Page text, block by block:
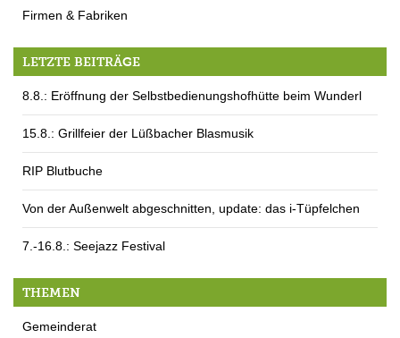
Firmen & Fabriken
LETZTE BEITRÄGE
8.8.: Eröffnung der Selbstbedienungshofhütte beim Wunderl
15.8.: Grillfeier der Lüßbacher Blasmusik
RIP Blutbuche
Von der Außenwelt abgeschnitten, update: das i-Tüpfelchen
7.-16.8.: Seejazz Festival
THEMEN
Gemeinderat